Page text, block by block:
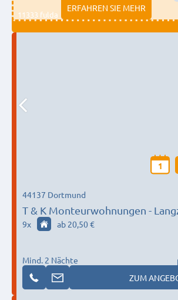
ERFAHREN SIE MEHR
11333 fulda
1
T & K Monteurwohnungen -
für Monteure – Viel Platz und
44137 Dortmund
9x ab 20,50 €
Mind. 2 Nächte
ZUM